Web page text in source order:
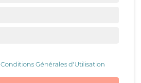
Conditions Générales d'Utilisation